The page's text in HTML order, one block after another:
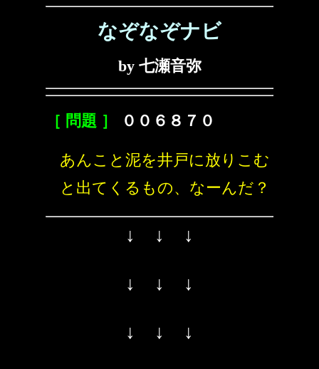
なぞなぞナビ
by 七瀬音弥
［ 問題 ］ ００６８７０
あんこと泥を井戸に放りこむ
と出てくるもの、なーんだ？
↓ ↓ ↓
↓ ↓ ↓
↓ ↓ ↓